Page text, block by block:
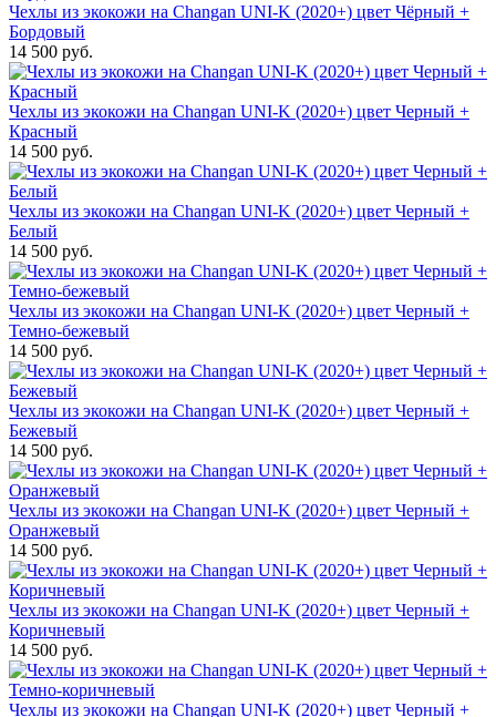
Чехлы из экокожи на Changan UNI-K (2020+) цвет Чёрный +
Бордовый
14 500 руб.
Чехлы из экокожи на Changan UNI-K (2020+) цвет Черный +
Красный
14 500 руб.
Чехлы из экокожи на Changan UNI-K (2020+) цвет Черный +
Белый
14 500 руб.
Чехлы из экокожи на Changan UNI-K (2020+) цвет Черный +
Темно-бежевый
14 500 руб.
Чехлы из экокожи на Changan UNI-K (2020+) цвет Черный +
Бежевый
14 500 руб.
Чехлы из экокожи на Changan UNI-K (2020+) цвет Черный +
Оранжевый
14 500 руб.
Чехлы из экокожи на Changan UNI-K (2020+) цвет Черный +
Коричневый
14 500 руб.
Чехлы из экокожи на Changan UNI-K (2020+) цвет Черный +